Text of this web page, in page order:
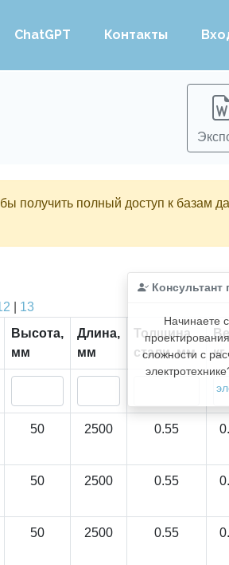
ChatGPT Контакты
получить полный доступ к базам
Начинаете
сложности с
13
Высота,
мм
Длина,
мм
Толщина
стали, мм
кг
50 2500 0.55
50 2500 0.55
50 2500 0.55